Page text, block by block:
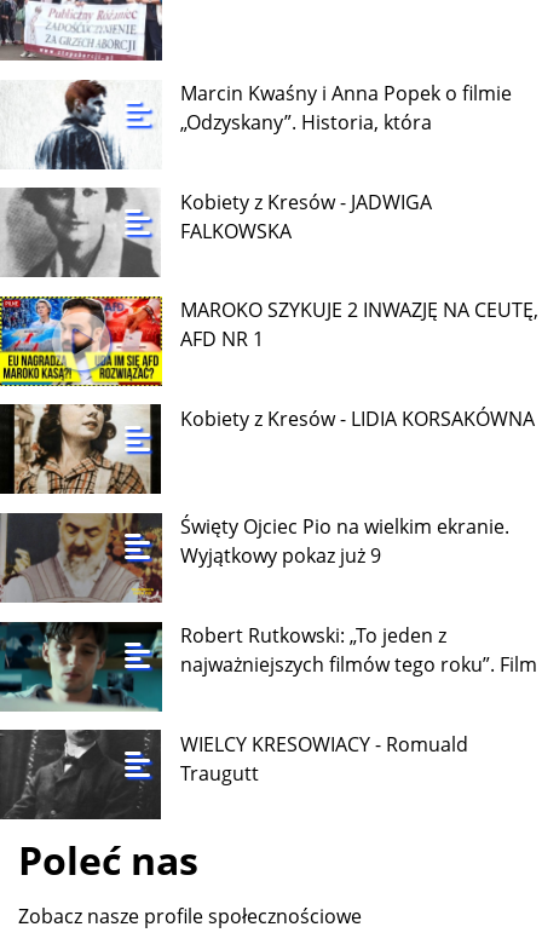
Marcin Kwaśny i Anna Popek o filmie
„Odzyskany”. Historia, która
Kobiety z Kresów - JADWIGA
FALKOWSKA
MAROKO SZYKUJE 2 INWAZJĘ NA CEUTĘ,
AFD NR 1
Kobiety z Kresów - LIDIA KORSAKÓWNA
Święty Ojciec Pio na wielkim ekranie.
Wyjątkowy pokaz już 9
Robert Rutkowski: „To jeden z
najważniejszych filmów tego roku”. Film
WIELCY KRESOWIACY - Romuald
Traugutt
Poleć nas
Zobacz nasze profile społecznościowe